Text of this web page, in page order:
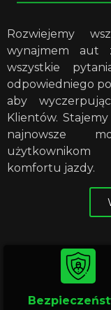
Rozwiejemy
wynajmem aut
wszystkie
odpowiedniego
aby
Klientów.
najnowsze
użytkownikom
komfortu jazdy.